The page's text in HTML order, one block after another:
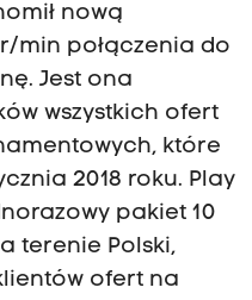
nową
min połączenia do
Jest ona
wszystkich ofert
które
2018 roku. Play
pakiet 10
terenie Polski,
ofert na